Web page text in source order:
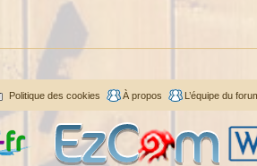
L’équipe du
À propos
Politique des cookies